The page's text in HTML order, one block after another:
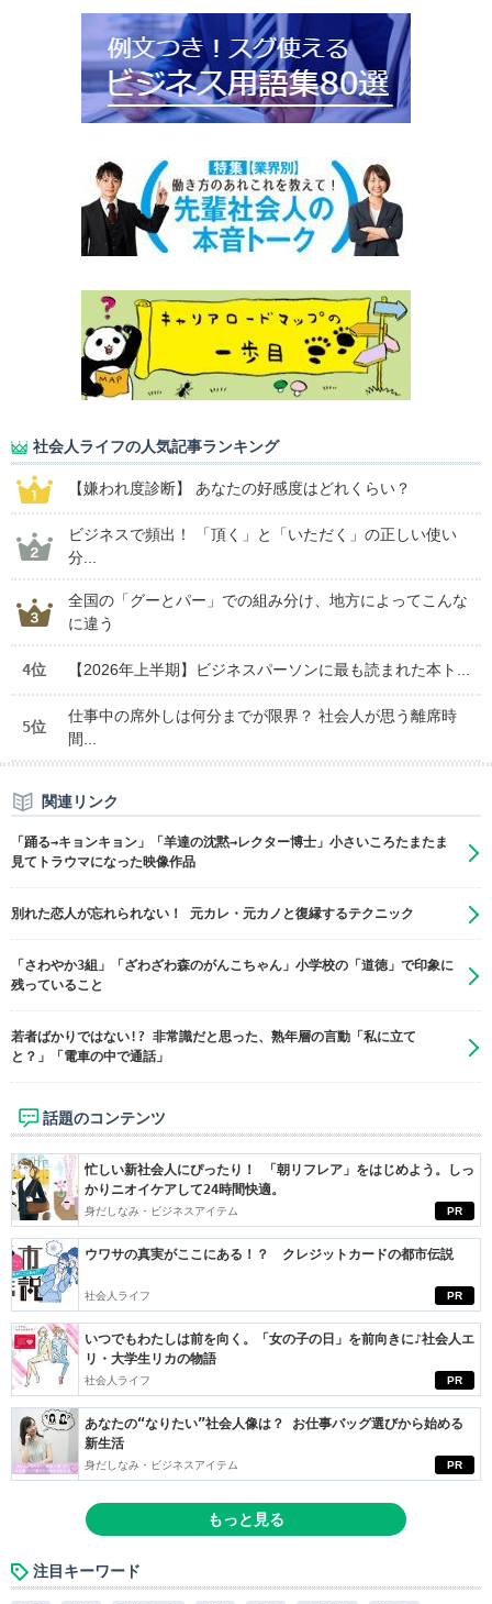
社会人ライフの人気記事ランキング
【嫌われ度診断】 あなたの好感度はどれくらい？
ビジネスで頻出！ 「頂く」と「いただく」の正しい使い
分...
全国の「グーとパー」での組み分け、地方によってこんな
に違う
4位 【2026年上半期】ビジネスパーソンに最も読まれた本ト...
5位
仕事中の席外しは何分までが限界？ 社会人が思う離席時
間...
関連リンク
「踊る→キョンキョン」「羊達の沈黙→レクター博士」小さいころたまたま
見てトラウマになった映像作品
別れた恋人が忘れられない！ 元カレ・元カノと復縁するテクニック
「さわやか3組」「ざわざわ森のがんこちゃん」小学校の「道徳」で印象に
残っていること
若者ばかりではない!? 非常識だと思った、熟年層の言動「私に立て
と？」「電車の中で通話」
話題のコンテンツ
PR
忙しい新社会人にぴったり！ 「朝リフレア」をはじめよう。しっ
かりニオイケアして24時間快適。
身だしなみ・ビジネスアイテム
PR
ウワサの真実がここにある！？ クレジットカードの都市伝説
社会人ライフ
PR
いつでもわたしは前を向く。「女の子の日」を前向きに♪社会人エ
リ・大学生リカの物語
社会人ライフ
PR
あなたの“なりたい”社会人像は？ お仕事バッグ選びから始める
新生活
身だしなみ・ビジネスアイテム
もっと見る
注目キーワード